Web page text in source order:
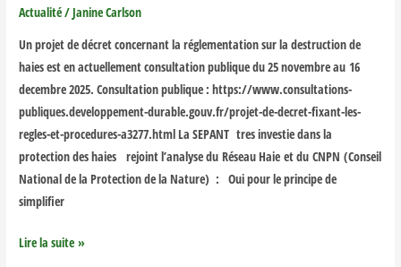
Actualité/Janine Carlson
Un projet de décret concernant la réglementation sur la destruction de
haies est en actuellement consultation publique du 25 novembre au 16
decembre 2025. Consultation publique : https://www.consultations-
publiques.developpement-durable.gouv.fr/projet-de-decret-fixant-les-
regles-et-procedures-a3277.html La SEPANT tres investie dans la
protection des haies rejoint l’analyse du Réseau Haie et du CNPN (Conseil
National de la Protection de la Nature) : Oui pour le principe de
simplifier
jusqu’au
16
décembre
!
Lire la suite »